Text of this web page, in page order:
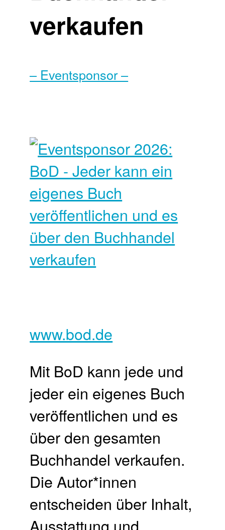
verkaufen
– Eventsponsor –
www.bod.de
Mit BoD kann jede und
jeder ein eigenes Buch
veröffentlichen und es
über den gesamten
Buchhandel verkaufen.​
Die Autor*innen
entscheiden über Inhalt,
Ausstattung und